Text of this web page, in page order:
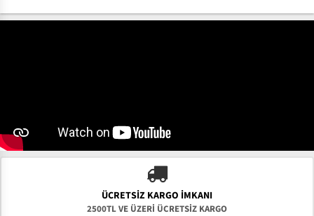
ÜCRETSIZ KARGO İMKANI
2500TL VE ÜZERİ ÜCRETSİZ KARGO